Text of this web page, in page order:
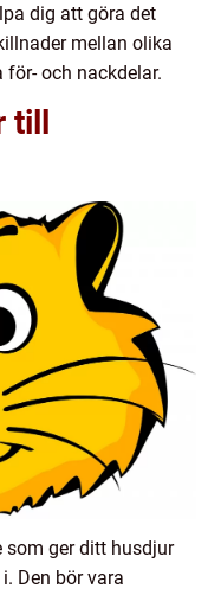
dig att göra det
mellan olika
och nackdelar.
till
som ger ditt husdjur
Den bör vara